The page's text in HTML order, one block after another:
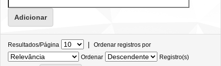
Resultados/Página | Ordenar registros por
Ordenar
Registro(s)